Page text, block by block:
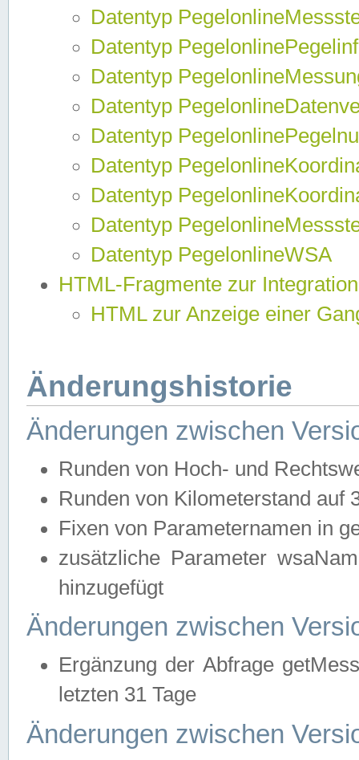
Datentyp
Datentyp
Datentyp
Datentyp
Datentyp
Datentyp
Datentyp
Datentyp
Datentyp PegelonlineWSA
HTML-Fragmente zur
HTML zur Anzeige einer
Änderungshistorie
Änderungen zwischen
Runden von Hoch- und
Runden von Kilometerstand auf
Fixen von Parameternamen in
zusätzliche Parameter
hinzugefügt
Änderungen zwischen
Ergänzung der Abfrage
letzten 31 Tage
Änderungen zwischen